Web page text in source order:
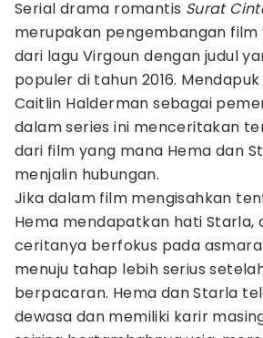
Serial drama romantis Surat
merupakan pengembangan film
dari lagu Virgoun dengan judul
populer di tahun 2016.
Caitlin Halderman sebagai
dalam series ini menceritakan
dari film yang mana Hema dan
menjalin hubungan.
Jika dalam film mengisahkan
Hema mendapatkan hati Starla,
ceritanya berfokus pada
menuju tahap lebih serius
berpacaran. Hema dan Starla
dewasa dan memiliki karir